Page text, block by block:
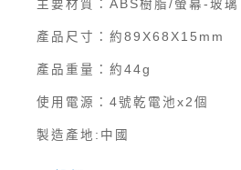
主要材質：ABS樹脂/螢幕-玻璃
產品尺寸：約89X68X15mm
產品重量：約44g
使用電源：4號乾電池x2個
製造產地:中國